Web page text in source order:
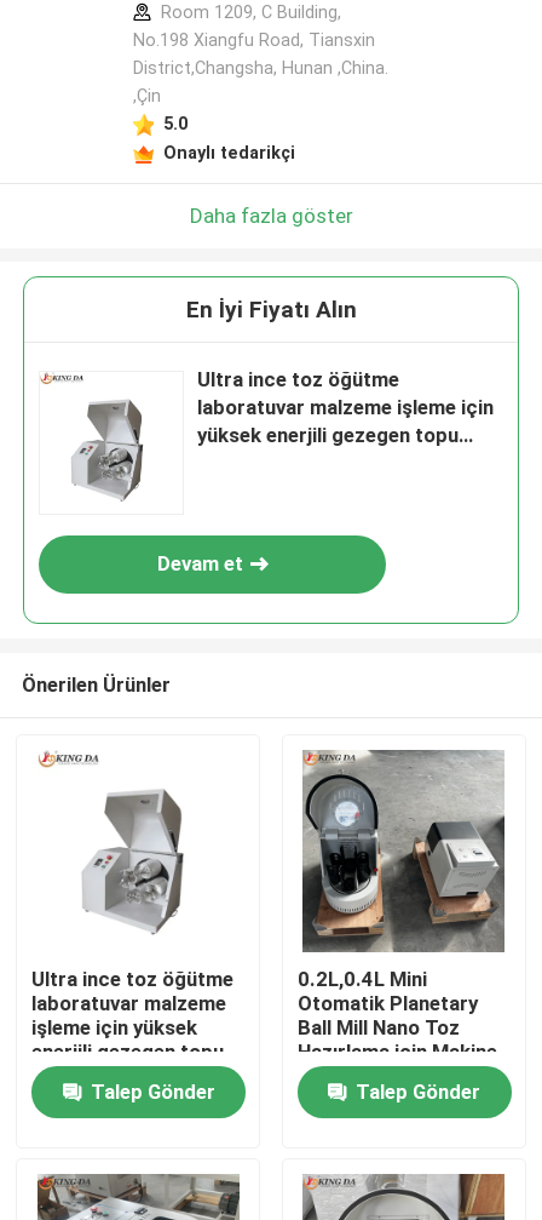
Ana sayfa
Hakkımızda
Room 1209, C Building,
No.198 Xiangfu Road, Tiansxin
District,Changsha, Hunan ,China.
,Çin
5.0
Onaylı tedarikçi
Daha fazla göster
En İyi Fiyatı Alın
Ultra ince toz öğütme
laboratuvar malzeme işleme için
yüksek enerjili gezegen topu
Devam et
Önerilen Ürünler
Ultra ince toz öğütme
laboratuvar malzeme
işleme için yüksek
enerjili gezegen topu
değirmen
Talep Gönder
0.2L,0.4L Mini
Otomatik Planetary
Ball Mill Nano Toz
Hazırlama için Makine
Gelişmiş Malzeme
AraştırmasıTalep Gönder